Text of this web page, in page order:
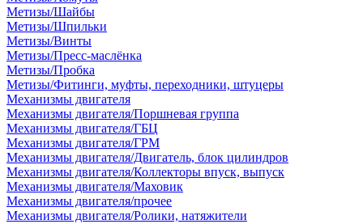
Метизы/Шайбы
Метизы/Шпильки
Метизы/Винты
Метизы/Пресс-маслёнка
Метизы/Пробка
Метизы/Фитинги, муфты, переходники, штуцеры
Механизмы двигателя
Механизмы двигателя/Поршневая группа
Механизмы двигателя/ГБЦ
Механизмы двигателя/ГРМ
Механизмы двигателя/Двигатель, блок цилиндров
Механизмы двигателя/Коллекторы впуск, выпуск
Механизмы двигателя/Маховик
Механизмы двигателя/прочее
Механизмы двигателя/Ролики, натяжители